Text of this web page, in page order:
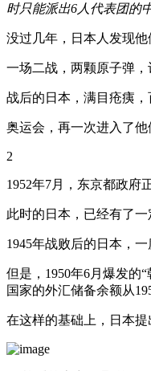
时只能派出6人代表团的
没过几年，日本人发现他
一场二战，两颗原子弹
战后的日本，满目疮痍
奥运会，再一次进入了他
2
1952年7月，东京都政府
此时的日本，已经有了一
1945年战败后的日本，
但是，1950年6月爆发的
国家的外汇储备余额从
在这样的基础上，日本提